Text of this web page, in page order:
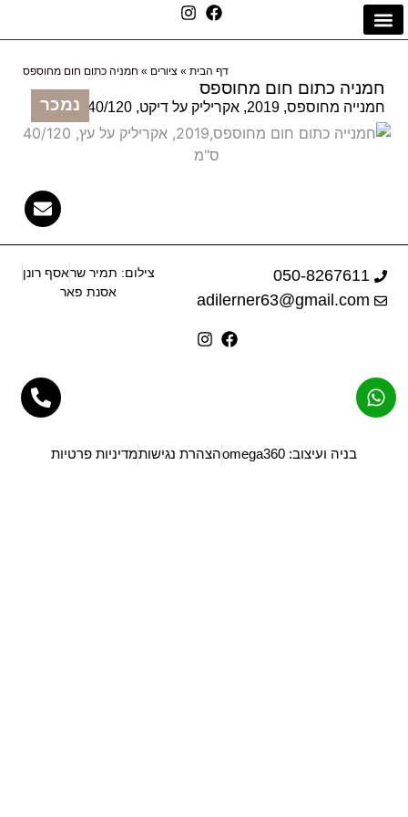
דף הבית » ציורים » חמניה כתום חום מחוספס
חמניה כתום חום מחוספס
חמנייה מחוספס, 2019, אקריליק על דיקט, 40/120 ס"מ נמכר
050-8267611
adilerner63@gmail.com
צילום: תמיר שראסף רונן
אסנת פאר
בניה ועיצוב: omega360 הצהרת נגישותמדיניות פרטיות